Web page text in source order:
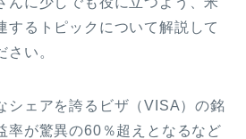
するトピックについて解説して
さい。
シェアを誇るビザ（VISA）の銘
率が驚異の60％超えとなるなど